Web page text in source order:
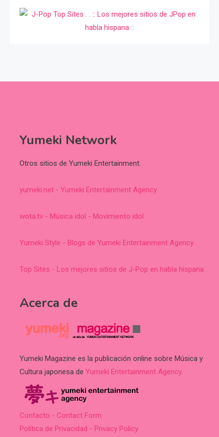
Yumeki Network
Otros sitios de Yumeki Entertainment:
yumeki.net - Yumeki Entertainment Agency
wota.tv - Música idol - Movimiento idol
Yumeki Style - Blogs de Yumeki Entertainment Agency
Top Sites - Los mejores sitios de J-Pop en habla hispana
Acerca de
Yumeki Magazine es la publicación online sobre Música y
Cultura japonesa de Yumeki Entertainment Agency.
Contacto - Contact Form
Política de Privacidad - Privacy Policy